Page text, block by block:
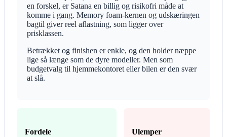
en forskel, er Satana en billig og risikofri måde at
komme i gang. Memory foam-kernen og udskæringen
bagtil giver reel aflastning, som ligger over
prisklassen.
Betrækket og finishen er enkle, og den holder næppe
lige så længe som de dyre modeller. Men som
budgetvalg til hjemmekontoret eller bilen er den svær
at slå.
Fordele Ulemper